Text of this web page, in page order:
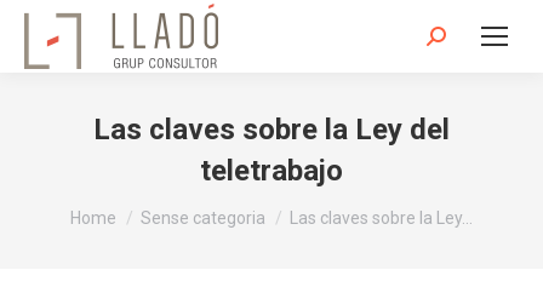
Search:
Las claves sobre la Ley del
teletrabajo
You are here:
Home Sense categoria Las claves sobre la Ley…